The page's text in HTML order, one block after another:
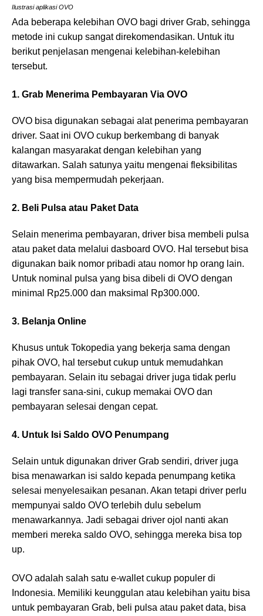
Ilustrasi aplikasi OVO
Ada beberapa kelebihan OVO bagi driver Grab, sehingga
metode ini cukup sangat direkomendasikan. Untuk itu
berikut penjelasan mengenai kelebihan-kelebihan
tersebut.
1. Grab Menerima Pembayaran Via OVO
OVO bisa digunakan sebagai alat penerima pembayaran
driver. Saat ini OVO cukup berkembang di banyak
kalangan masyarakat dengan kelebihan yang
ditawarkan. Salah satunya yaitu mengenai fleksibilitas
yang bisa mempermudah pekerjaan.
2. Beli Pulsa atau Paket Data
Selain menerima pembayaran, driver bisa membeli pulsa
atau paket data melalui dasboard OVO. Hal tersebut bisa
digunakan baik nomor pribadi atau nomor hp orang lain.
Untuk nominal pulsa yang bisa dibeli di OVO dengan
minimal Rp25.000 dan maksimal Rp300.000.
3. Belanja Online
Khusus untuk Tokopedia yang bekerja sama dengan
pihak OVO, hal tersebut cukup untuk memudahkan
pembayaran. Selain itu sebagai driver juga tidak perlu
lagi transfer sana-sini, cukup memakai OVO dan
pembayaran selesai dengan cepat.
4. Untuk Isi Saldo OVO Penumpang
Selain untuk digunakan driver Grab sendiri, driver juga
bisa menawarkan isi saldo kepada penumpang ketika
selesai menyelesaikan pesanan. Akan tetapi driver perlu
mempunyai saldo OVO terlebih dulu sebelum
menawarkannya. Jadi sebagai driver ojol nanti akan
memberi mereka saldo OVO, sehingga mereka bisa top
up.
OVO adalah salah satu e-wallet cukup populer di
Indonesia. Memiliki keunggulan atau kelebihan yaitu bisa
untuk pembayaran Grab, beli pulsa atau paket data, bisa